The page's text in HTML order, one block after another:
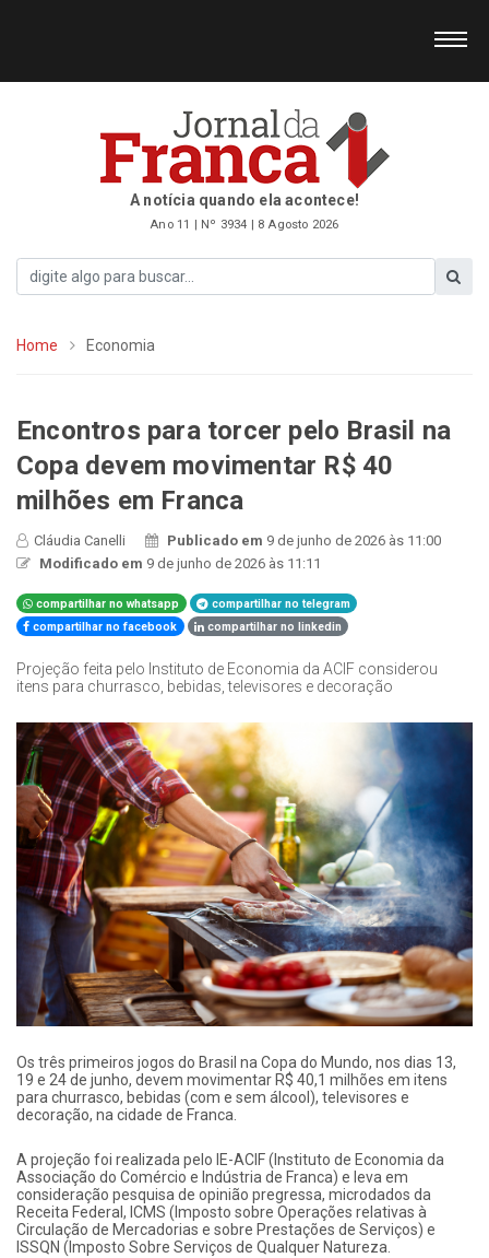
A notícia quando ela acontece!
Ano 11 | Nº 3934 | 8 Agosto 2026
Home Economia
Encontros para torcer pelo Brasil na
Copa devem movimentar R$ 40
milhões em Franca
Cláudia Canelli Publicado em 9 de junho de 2026 às 11:00
Modificado em 9 de junho de 2026 às 11:11
compartilhar no whatsapp
compartilhar no telegram
compartilhar no facebook
compartilhar no linkedin
Projeção feita pelo Instituto de Economia da ACIF considerou
itens para churrasco, bebidas, televisores e decoração
Os três primeiros jogos do Brasil na Copa do Mundo, nos dias 13,
19 e 24 de junho, devem movimentar R$ 40,1 milhões em itens
para churrasco, bebidas (com e sem álcool), televisores e
decoração, na cidade de Franca.
A projeção foi realizada pelo IE-ACIF (Instituto de Economia da
Associação do Comércio e Indústria de Franca) e leva em
consideração pesquisa de opinião pregressa, microdados da
Receita Federal, ICMS (Imposto sobre Operações relativas à
Circulação de Mercadorias e sobre Prestações de Serviços) e
ISSQN (Imposto Sobre Serviços de Qualquer Natureza.